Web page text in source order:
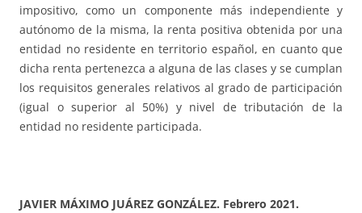
impositivo, como un componente más independiente y
autónomo de la misma, la renta positiva obtenida por una
entidad no residente en territorio español, en cuanto que
dicha renta pertenezca a alguna de las clases y se cumplan
los requisitos generales relativos al grado de participación
(igual o superior al 50%) y nivel de tributación de la
entidad no residente participada.
JAVIER MÁXIMO JUÁREZ GONZÁLEZ. Febrero 2021.